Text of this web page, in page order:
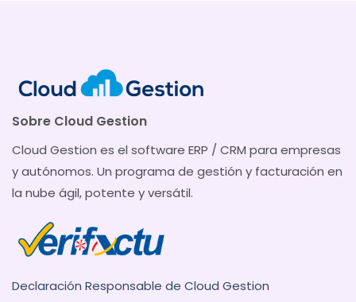
Sobre Cloud Gestion
Cloud Gestion es el software ERP / CRM para empresas
y autónomos. Un programa de gestión y facturación en
la nube ágil, potente y versátil.
Declaración Responsable de Cloud Gestion